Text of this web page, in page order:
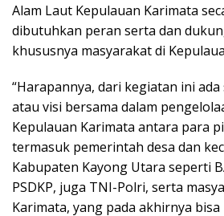
Alam Laut Kepulauan Karimata
dibutuhkan peran serta dan
khususnya masyarakat di
“Harapannya, dari kegiatan ini
atau visi bersama dalam
Kepulauan Karimata antara para
termasuk pemerintah desa dan
Kabupaten Kayong Utara seperti
PSDKP, juga TNI-Polri, serta
Karimata, yang pada akhirnya